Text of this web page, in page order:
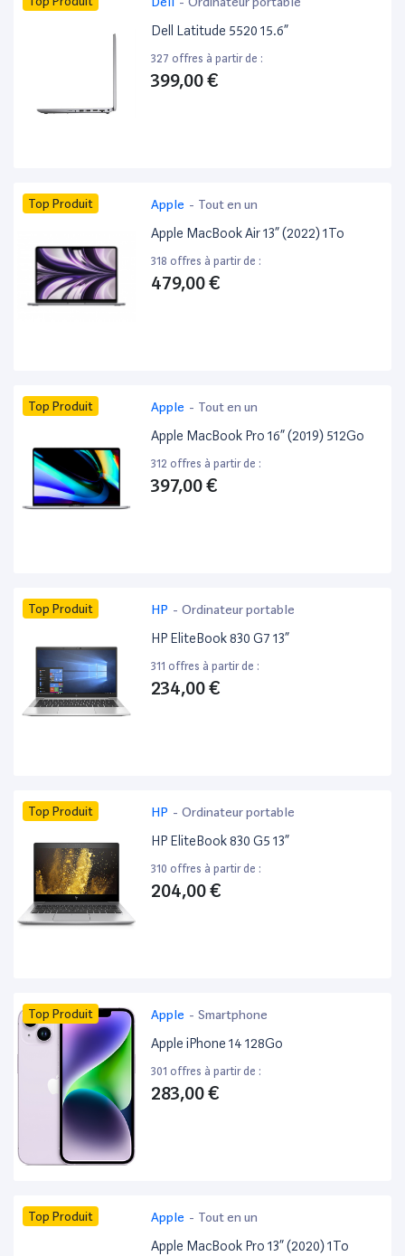
Dell Latitude 5520 15.6”
327 offres à partir de :
399,00 €
Top Produit Apple - Tout en un
Apple MacBook Air 13” (2022) 1To
318 offres à partir de :
479,00 €
Top Produit Apple - Tout en un
Apple MacBook Pro 16” (2019) 512Go
312 offres à partir de :
397,00 €
Top Produit HP - Ordinateur portable
HP EliteBook 830 G7 13”
311 offres à partir de :
234,00 €
Top Produit HP - Ordinateur portable
HP EliteBook 830 G5 13”
310 offres à partir de :
204,00 €
Top Produit Apple - Smartphone
Apple iPhone 14 128Go
301 offres à partir de :
283,00 €
Top Produit Apple - Tout en un
Apple MacBook Pro 13” (2020) 1To